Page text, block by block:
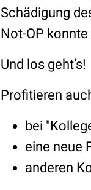
Schädigung
Not-OP
Und los geht’s!
Profitieren
bei
eine neue
anderen